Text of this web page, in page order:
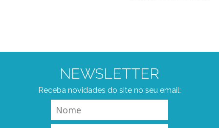
NEWSLETTER
Receba novidades do site no seu email: